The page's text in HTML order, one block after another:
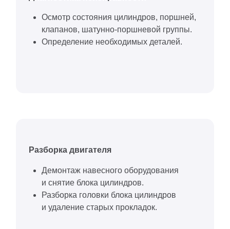
Осмотр состояния цилиндров, поршней,
клапанов, шатунно-поршневой группы.
Определение необходимых деталей.
Разборка двигателя
Демонтаж навесного оборудования
и снятие блока цилиндров.
Разборка головки блока цилиндров
и удаление старых прокладок.